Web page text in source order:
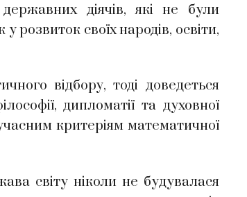
державних діячів, які не були
своїх народів, освіти,
відбору, тоді доведеться
дипломатії та духовної
критеріям математичної
світу ніколи не будувалася